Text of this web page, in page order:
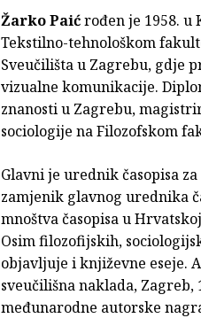
Žarko Paićrođen je 1958. u
Tekstilno-tehnološkom
Sveučilišta u Zagrebu, gdje
vizualne komunikacije.
znanosti u Zagrebu,
sociologije na Filozofskom
Glavni je urednik časopisa
zamjenik glavnog urednika
mnoštva časopisa u
Osim filozofijskih,
objavljuje i književne eseje.
sveučilišna naklada, Zagreb,
međunarodne autorske